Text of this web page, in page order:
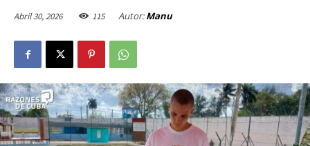
Abril 30, 2026 115 Autor: Manu